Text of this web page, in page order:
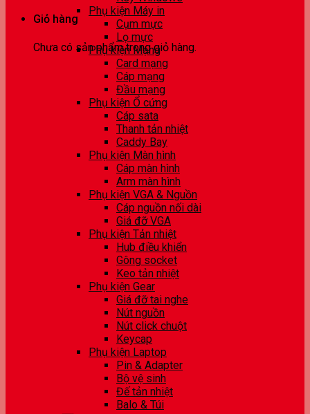
Giỏ hàng
Chưa có sản phẩm trong giỏ hàng.
Phụ kiện Máy in
Cụm mực
Lọ mực
Phụ kiện Mạng
Card mạng
Cáp mạng
Đầu mạng
Phụ kiện Ổ cứng
Cáp sata
Thanh tản nhiệt
Caddy Bay
Phụ kiện Màn hình
Cáp màn hình
Arm màn hình
Phụ kiện VGA & Nguồn
Cáp nguồn nối dài
Giá đỡ VGA
Phụ kiện Tản nhiệt
Hub điều khiển
Gông socket
Keo tản nhiệt
Phụ kiện Gear
Giá đỡ tai nghe
Nút nguồn
Nút click chuột
Keycap
Phụ kiện Laptop
Pin & Adapter
Bộ vệ sinh
Đế tản nhiệt
Balo & Túi